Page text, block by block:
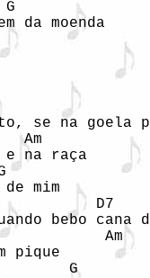
da moenda
se na goela
e na raça
mim
bebo cana
pique